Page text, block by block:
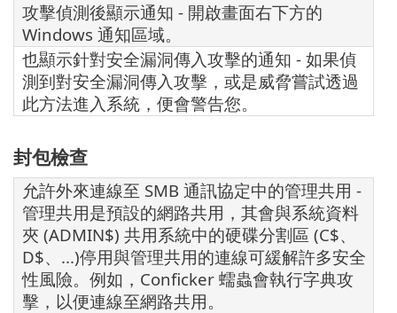
攻擊偵測後顯示通知 - 開啟畫面右下方的
Windows 通知區域。
也顯示針對安全漏洞傳入攻擊的通知 - 如果偵
測到對安全漏洞傳入攻擊，或是威脅嘗試透過
此方法進入系統，便會警告您。
封包檢查
允許外來連線至 SMB 通訊協定中的管理共用 -
管理共用是預設的網路共用，其會與系統資料
夾 (ADMIN$) 共用系統中的硬碟分割區 (C$、
D$、...)停用與管理共用的連線可緩解許多安全
性風險。例如，Conficker 蠕蟲會執行字典攻
擊，以便連線至網路共用。